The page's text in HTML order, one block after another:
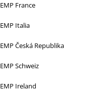
EMP France
EMP Italia
EMP Česká Republika
EMP Schweiz
EMP Ireland